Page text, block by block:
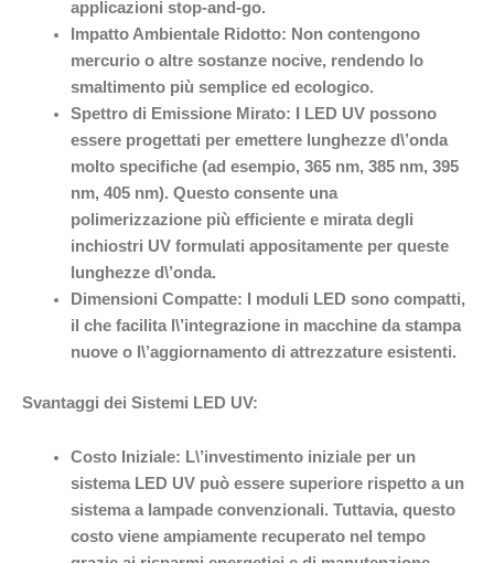
applicazioni stop-and-go.
Impatto Ambientale Ridotto: Non contengono
mercurio o altre sostanze nocive, rendendo lo
smaltimento più semplice ed ecologico.
Spettro di Emissione Mirato: I LED UV possono
essere progettati per emettere lunghezze d\’onda
molto specifiche (ad esempio, 365 nm, 385 nm, 395
nm, 405 nm). Questo consente una
polimerizzazione più efficiente e mirata degli
inchiostri UV formulati appositamente per queste
lunghezze d\’onda.
Dimensioni Compatte: I moduli LED sono compatti,
il che facilita l\’integrazione in macchine da stampa
nuove o l\’aggiornamento di attrezzature esistenti.
Svantaggi dei Sistemi LED UV:
Costo Iniziale: L\’investimento iniziale per un
sistema LED UV può essere superiore rispetto a un
sistema a lampade convenzionali. Tuttavia, questo
costo viene ampiamente recuperato nel tempo